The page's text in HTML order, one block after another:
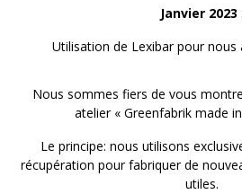
Janvier 2023 :
Utilisation de Lexibar pour nous
Nous sommes fiers de vous
atelier « Greenfabrik made
Le principe: nous utilisons
récupération pour fabriquer de
utiles.